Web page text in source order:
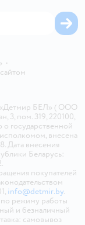
•
«Детмир БЕЛ» ( ООО
3, пом. 319, 220100,
о государственной
внесена
Дата внесения
Беларусь:
покупателей
info@detmir.by.
по режиму работы
и безналичный
самовывоз